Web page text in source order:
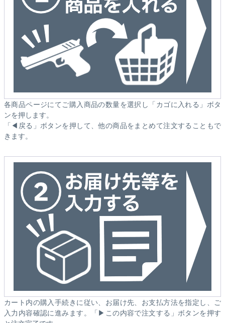
各商品ページにてご購入商品の数量を選択し「カゴに入れる」ボタ
ンを押します。
「◀戻る」ボタンを押して、他の商品をまとめて注文することもで
きます。
カート内の購入手続きに従い、お届け先、お支払方法を指定し、ご
入力内容確認に進みます。「▶この内容で注文する」ボタンを押す